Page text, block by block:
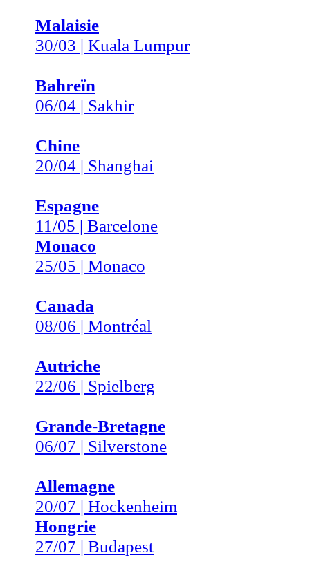
Malaisie
30/03 | Kuala Lumpur
Bahreïn
06/04 | Sakhir
Chine
20/04 | Shanghai
Espagne
11/05 | Barcelone
Monaco
25/05 | Monaco
Canada
08/06 | Montréal
Autriche
22/06 | Spielberg
Grande-Bretagne
06/07 | Silverstone
Allemagne
20/07 | Hockenheim
Hongrie
27/07 | Budapest